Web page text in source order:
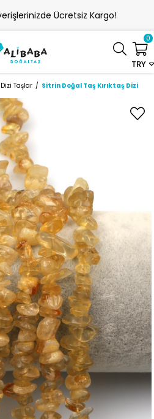
Ücretsiz Kargo!
TRY
0
Taşlar Sitrin Doğal Taş Kırıktaş Dizi